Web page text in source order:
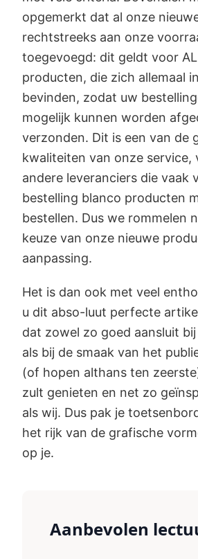
opgemerkt dat al onze
rechtstreeks aan onze
toegevoegd: dit geldt voor
producten, die zich allemaal
bevinden, zodat uw
mogelijk kunnen worden
verzonden. Dit is een van de
kwaliteiten van onze service,
andere leveranciers die vaak
bestelling blanco producten
bestellen. Dus we rommelen
keuze van onze nieuwe
aanpassing.
Het is dan ook met veel
u dit abso-luut perfecte
dat zowel zo goed aansluit
als bij de smaak van het
(of hopen althans ten
zult genieten en net zo
als wij. Dus pak je
het rijk van de grafische
op je.
Aanbevolen